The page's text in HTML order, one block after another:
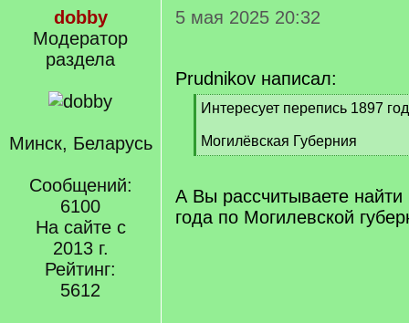
dobby
Модератор
раздела
Минск, Беларусь
Сообщений:
6100
На сайте с
2013 г.
Рейтинг:
5612
5 мая 2025 20:32
Prudnikov написал:
[
]
Интересует перепись 1897
Могилёвская Губерния
[
q
]
А Вы рассчитываете найти
года по Могилевской